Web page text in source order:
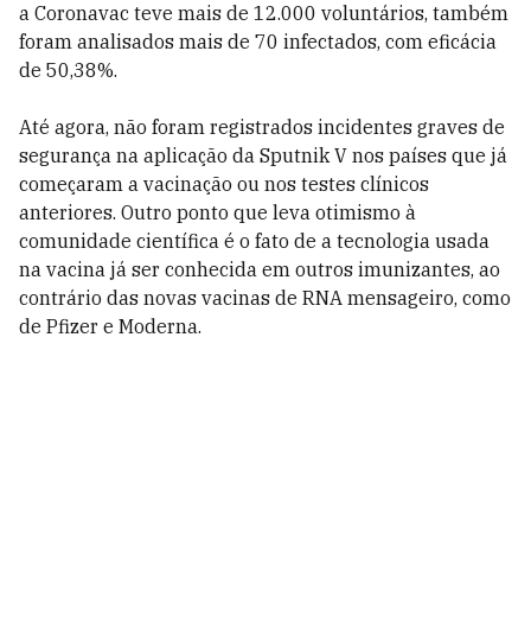
a Coronavac teve mais de 12.000 voluntários, também
foram analisados mais de 70 infectados, com eficácia
de 50,38%.
Até agora, não foram registrados incidentes graves de
segurança na aplicação da Sputnik V nos países que já
começaram a vacinação ou nos testes clínicos
anteriores. Outro ponto que leva otimismo à
comunidade científica é o fato de a tecnologia usada
na vacina já ser conhecida em outros imunizantes, ao
contrário das novas vacinas de RNA mensageiro, como
de Pfizer e Moderna.